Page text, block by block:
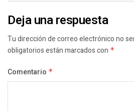
Deja una respuesta
Tu dirección de correo electrónico no
obligatorios están marcados con *
Comentario *